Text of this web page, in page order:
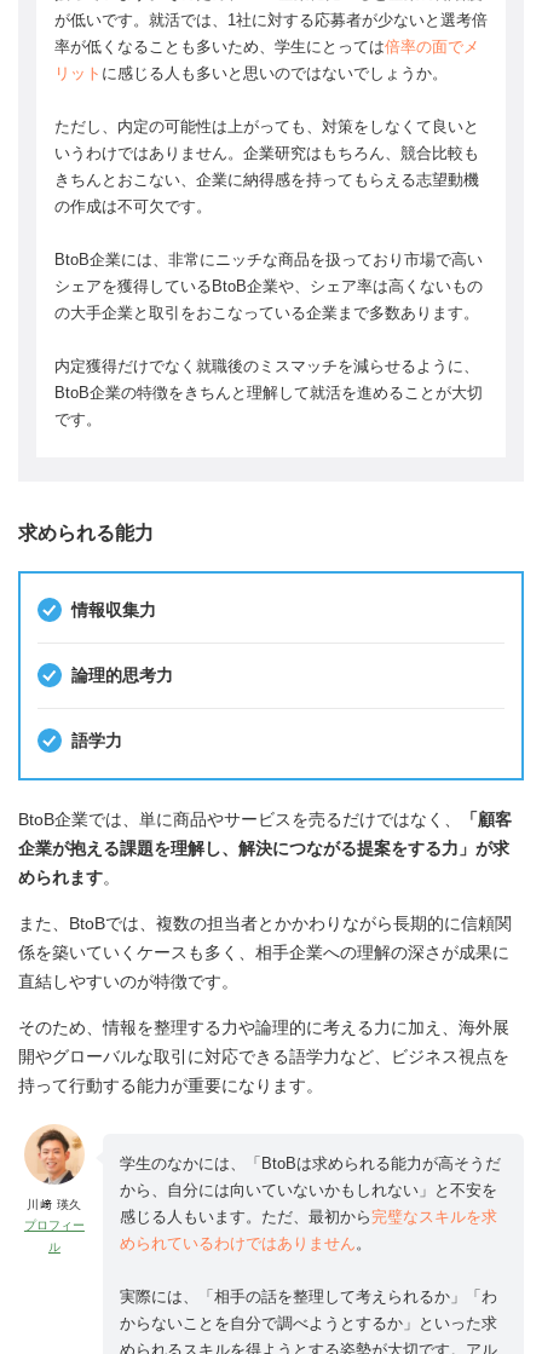
が低いです。就活では、1社に対する応募者が少ないと選考倍
率が低くなることも多いため、学生にとっては倍率の面でメ
リット に感じる人も多いと思いのではないでしょうか。
ただし、内定の可能性は上がっても、対策をしなくて良いと
いうわけではありません。企業研究はもちろん、競合比較も
きちんとおこない、企業に納得感を持ってもらえる志望動機
の作成は不可欠です。
BtoB企業には、非常にニッチな商品を扱っており市場で高い
シェアを獲得しているBtoB企業や、シェア率は高くないもの
の大手企業と取引をおこなっている企業まで多数あります。
内定獲得だけでなく就職後のミスマッチを減らせるように、
BtoB企業の特徴をきちんと理解して就活を進めることが大切
です。
求められる能力
情報収集力
論理的思考力
語学力
BtoB企業では、単に商品やサービスを売るだけではなく、
「顧客
企業が抱える課題を理解し、解決につながる提案をする力」が求
められます。
また、BtoBでは、複数の担当者とかかわりながら長期的に信頼関
係を築いていくケースも多く、相手企業への理解の深さが成果に
直結しやすいのが特徴です。
そのため、情報を整理する力や論理的に考える力に加え、海外展
開やグローバルな取引に対応できる語学力など、ビジネス視点を
持って行動する能力が重要になります。
川﨑 瑛久
プロフィー
ル
学生のなかには、「BtoBは求められる能力が高そうだ
から、自分には向いていないかもしれない」と不安を
感じる人もいます。ただ、最初から 完璧なスキルを求
められているわけではありません 。
実際には、「相手の話を整理して考えられるか」「わ
からないことを自分で調べようとするか」といった求
められるスキルを得ようとする姿勢が大切です。アル